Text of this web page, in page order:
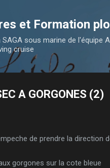
et Formation
sous marine de l'équipe
cruise
A GORGONES (2)
de prendre la direction
gorgones sur la cote bleue